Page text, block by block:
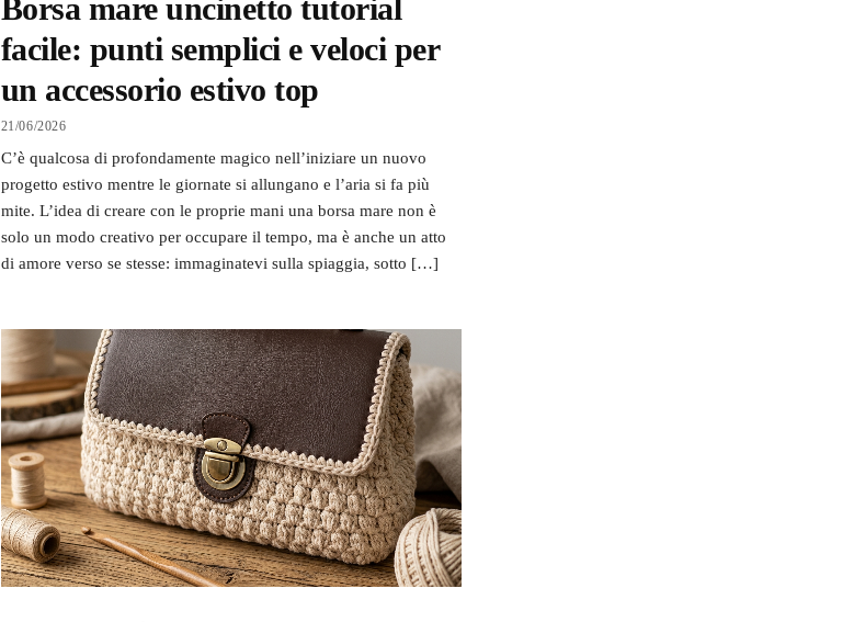
Borsa mare uncinetto tutorial
facile: punti semplici e veloci per
un accessorio estivo top
21/06/2026
C’è qualcosa di profondamente magico nell’iniziare un nuovo
progetto estivo mentre le giornate si allungano e l’aria si fa più
mite. L’idea di creare con le proprie mani una borsa mare non è
solo un modo creativo per occupare il tempo, ma è anche un atto
di amore verso se stesse: immaginatevi sulla spiaggia, sotto […]